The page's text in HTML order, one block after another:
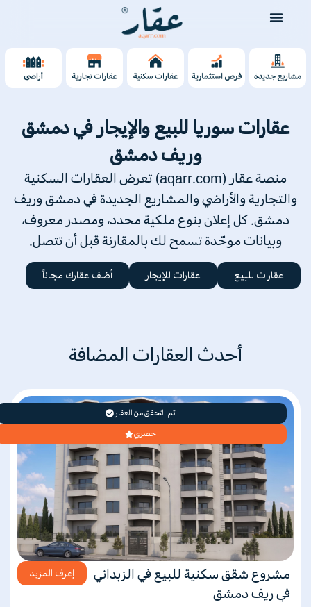
عقارات سوريا للبيع والإيجار في دمشق
وريف دمشق
منصة عقار (aqarr.com) تعرض العقارات السكنية
والتجارية والأراضي والمشاريع الجديدة في دمشق وريف
دمشق. كل إعلان بنوع ملكية محدد، ومصدر معروف،
وبيانات موحّدة تسمح لك بالمقارنة قبل أن تتصل.
عقارات للبيع عقارات للإيجار أضف عقارك مجاناً
أحدث العقارات المضافة
تم التحقق من العقار
حصري
إعرف المزيد
مشروع شقق سكنية للبيع في الزبداني
في ريف دمشق